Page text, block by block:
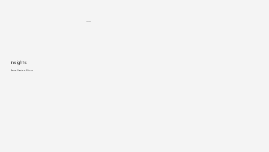
Insights
Breve. Preciso. Eficaz.